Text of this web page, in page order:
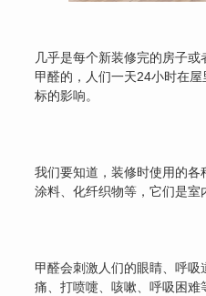
几乎是每个新装修完的房子
甲醛的，人们一天24小时在
标的影响。
我们要知道，装修时使用的
涂料、化纤织物等，它们是室
甲醛会刺激人们的眼睛、呼
痛、打喷嚏、咳嗽、呼吸困难